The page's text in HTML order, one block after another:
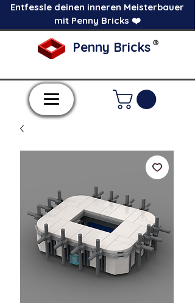
Entfessle deinen inneren Meisterbauer
mit Penny Bricks ❤️
Penny Bricks ®